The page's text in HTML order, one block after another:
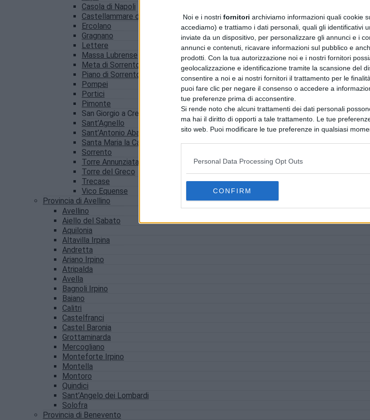
Noi e i nostri fornitori archiviamo informazioni quali cookie
accediamo) e trattiamo i dati personali, quali gli identificativi
inviate da un dispositivo, per personalizzare gli annunci e i
annunci e contenuti, ricavare informazioni sul pubblico e
prodotti. Con la tua autorizzazione noi e i nostri fornitori
geolocalizzazione e identificazione tramite la scansione del
consentire a noi e ai nostri fornitori il trattamento per le
puoi fare clic per negare il consenso o accedere a
tue preferenze prima di acconsentire.
Si rende noto che alcuni trattamenti dei dati personali
ma hai il diritto di opporti a tale trattamento. Le tue
sito web. Puoi modificare le tue preferenze in qualsiasi
Personal Data Processing Opt Outs
CONFIRM
Casola di Napoli
Castellammare di Stabia
Ercolano
Gragnano
Lettere
Massa Lubrense
Meta di Sorrento
Piano di Sorrento
Pompei
Portici
Pimonte
San Giorgio a Cremano
Sant’Agnello
Sant’Antonio Abate
Santa Maria la Carità
Sorrento
Torre Annunziata
Torre del Greco
Trecase
Vico Equense
Provincia di Avellino
Avellino
Aiello del Sabato
Aquilonia
Altavilla Irpina
Andretta
Ariano Irpino
Atripalda
Avella
Bagnoli Irpino
Baiano
Calitri
Castelfranci
Castel Baronia
Grottaminarda
Mercogliano
Monteforte Irpino
Montella
Montoro
Quindici
Sant’Angelo dei Lombardi
Solofra
Provincia di Benevento